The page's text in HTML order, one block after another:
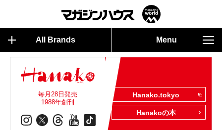
All Brands Menu
毎月28日発売
1988年創刊
Hanako.tokyo
Hanakoの本